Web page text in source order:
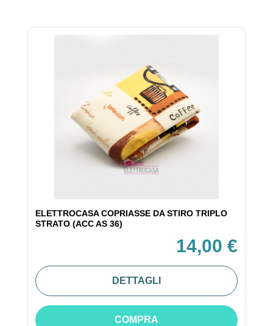
ELETTROCASA COPRIASSE DA STIRO TRIPLO
STRATO (ACC AS 36)
14,00 €
DETTAGLI
COMPRA